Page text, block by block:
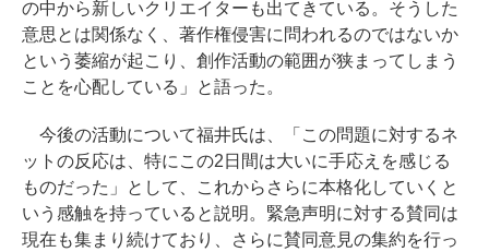
の中から新しいクリエイターも出てきている。そうした
意思とは関係なく、著作権侵害に問われるのではないか
という萎縮が起こり、創作活動の範囲が狭まってしまう
ことを心配している」と語った。
今後の活動について福井氏は、「この問題に対するネ
ットの反応は、特にこの2日間は大いに手応えを感じる
ものだった」として、これからさらに本格化していくと
いう感触を持っていると説明。緊急声明に対する賛同は
現在も集まり続けており、さらに賛同意見の集約を行っ